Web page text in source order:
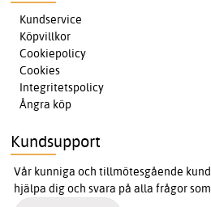
Kundservice
Köpvillkor
Cookiepolicy
Cookies
Integritetspolicy
Ångra köp
Kundsupport
Vår kunniga och tillmötesgående
hjälpa dig och svara på alla frågor